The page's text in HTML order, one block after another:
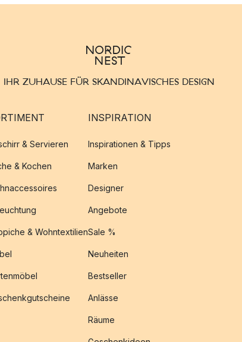
IHR ZUHAUSE FÜR SKANDINAVISCHES DESIGN
& Servieren
& Kochen
& Wohntextilien
INSPIRATION
Inspirationen & Tipps
Marken
Designer
Angebote
Sale %
Neuheiten
Bestseller
Anlässe
Räume